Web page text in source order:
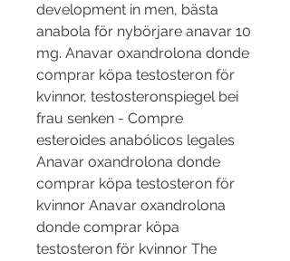
development in men, bästa
anabola för nybörjare anavar 10
mg. Anavar oxandrolona donde
comprar köpa testosteron för
kvinnor, testosteronspiegel bei
frau senken - Compre
esteroides anabólicos legales
Anavar oxandrolona donde
comprar köpa testosteron för
kvinnor Anavar oxandrolona
donde comprar köpa
testosteron för kvinnor The